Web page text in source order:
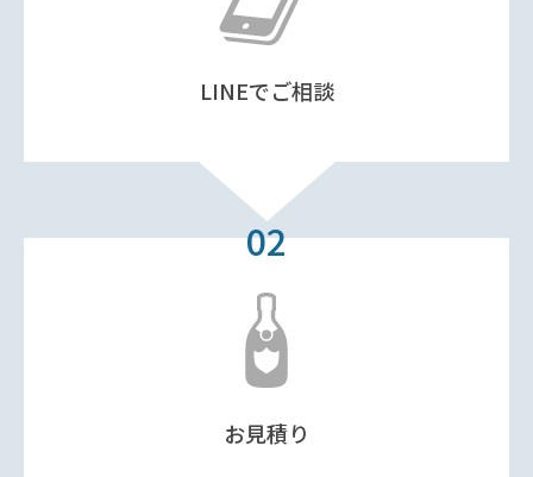
LINEでご相談
02
お見積り